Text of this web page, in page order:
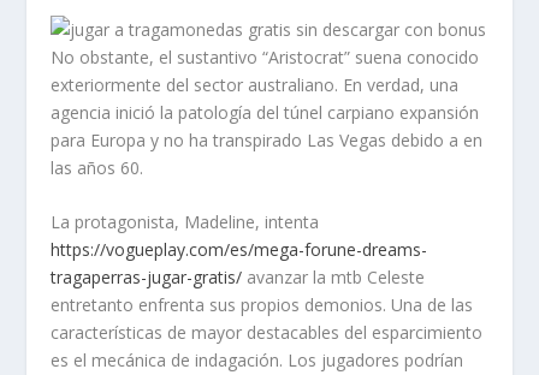
No obstante, el sustantivo “Aristocrat” suena conocido
exteriormente del sector australiano. En verdad, una
agencia inició la patologí­a del túnel carpiano expansión
para Europa y no ha transpirado Las Vegas debido a en
las años 60.
La protagonista, Madeline, intenta
https://vogueplay.com/es/mega-forune-dreams-
tragaperras-jugar-gratis/ avanzar la mtb Celeste
entretanto enfrenta sus propios demonios. Una de las
características de mayor destacables del esparcimiento
es el mecánica de indagación. Los jugadores podrían